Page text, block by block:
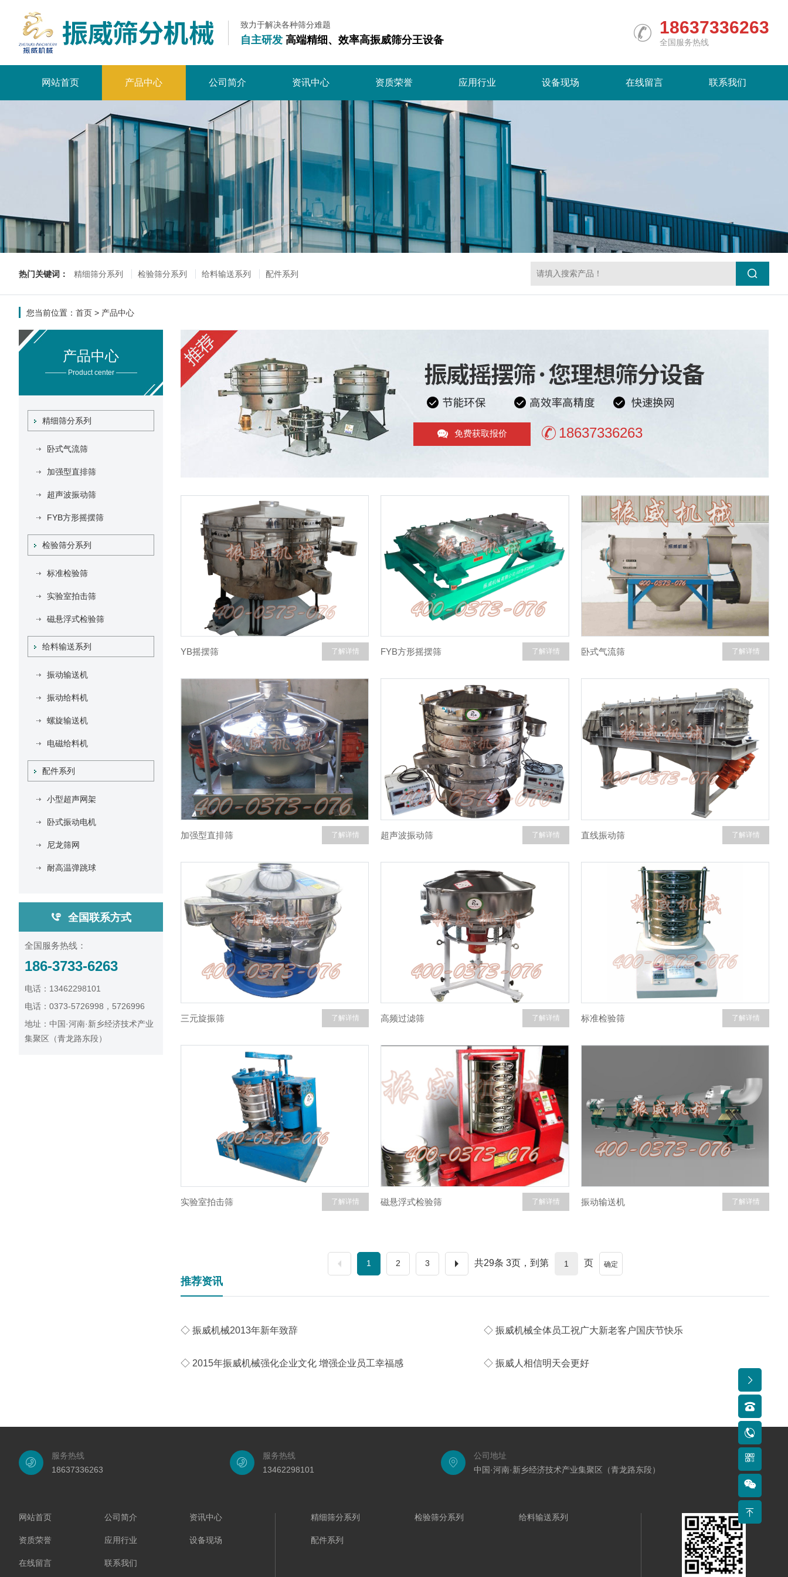
致力于解决各种筛分难题
自主研发 高端精细、效率高振威筛分王设备
18637336263
全国服务热线
网站首页 产品中心 公司简介 资讯中心 资质荣誉 应用行业 设备现场 在线留言 联系我们
热门关键词： 精细筛分系列 检验筛分系列 给料输送系列 配件系列
您当前位置： 首页 > 产品中心
产品中心
——— Product center ———
精细筛分系列
卧式气流筛
加强型直排筛
超声波振动筛
FYB方形摇摆筛
检验筛分系列
标准检验筛
实验室拍击筛
磁悬浮式检验筛
给料输送系列
振动输送机
振动给料机
螺旋输送机
电磁给料机
配件系列
小型超声网架
卧式振动电机
尼龙筛网
耐高温弹跳球
全国联系方式
全国服务热线：
186-3733-6263
电话：13462298101
电话：0373-5726998，5726996
地址：中国·河南·新乡经济技术产业
集聚区（青龙路东段）
免费获取报价 18637336263
YB摇摆筛 了解详情 FYB方形摇摆筛 了解详情 卧式气流筛 了解详情
加强型直排筛 了解详情 超声波振动筛 了解详情 直线振动筛 了解详情
三元旋振筛 了解详情 高频过滤筛 了解详情 标准检验筛 了解详情
实验室拍击筛 了解详情 磁悬浮式检验筛 了解详情 振动输送机 了解详情
1 2 3 共29条 3页，到第 页 确定
推荐资讯
◇ 振威机械2013年新年致辞 ◇ 振威机械全体员工祝广大新老客户国庆节快乐
◇ 2015年振威机械强化企业文化 增强企业员工幸福感 ◇ 振威人相信明天会更好
服务热线
18637336263
服务热线
13462298101
公司地址
中国·河南·新乡经济技术产业集聚区（青龙路东段）
网站首页 公司简介 资讯中心
资质荣誉 应用行业 设备现场
在线留言 联系我们
精细筛分系列 检验筛分系列 给料输送系列
配件系列